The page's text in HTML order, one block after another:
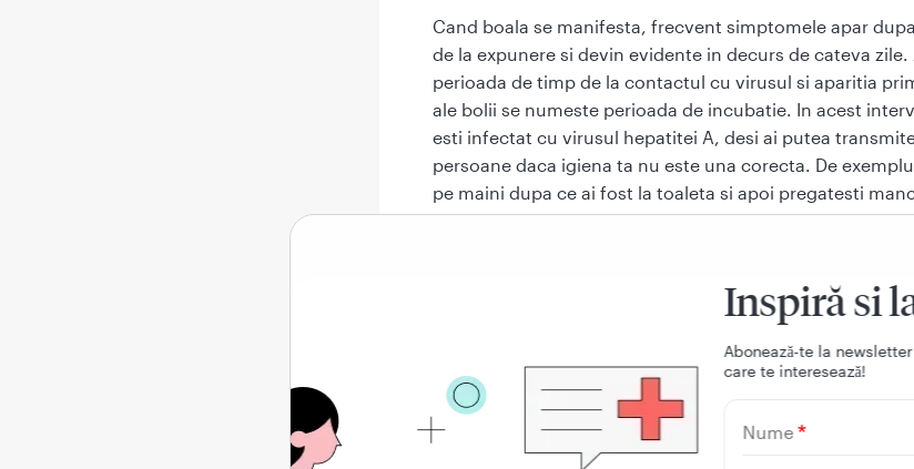
Cand boala se manifesta, frecvent simptomele apar
de la expunere si devin evidente in decurs de cateva zile.
perioada de timp de la contactul cu virusul si aparitia
ale bolii se numeste perioada de incubatie. In acest
esti infectat cu virusul hepatitei A, desi ai putea
persoane daca igiena ta nu este una corecta. De
pe maini dupa ce ai fost la toaleta si apoi pregatesti
Atunci cand apar, simptomele pot sugera o gripa sau o
Febra
Oboseala
Inspiră si
Aboneazǎ-te la
care te intereseazǎ!
Nume